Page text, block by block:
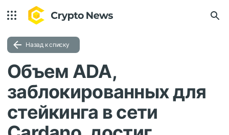
Назад к списку
Объем ADA,
заблокированных для
стейкинга в сети